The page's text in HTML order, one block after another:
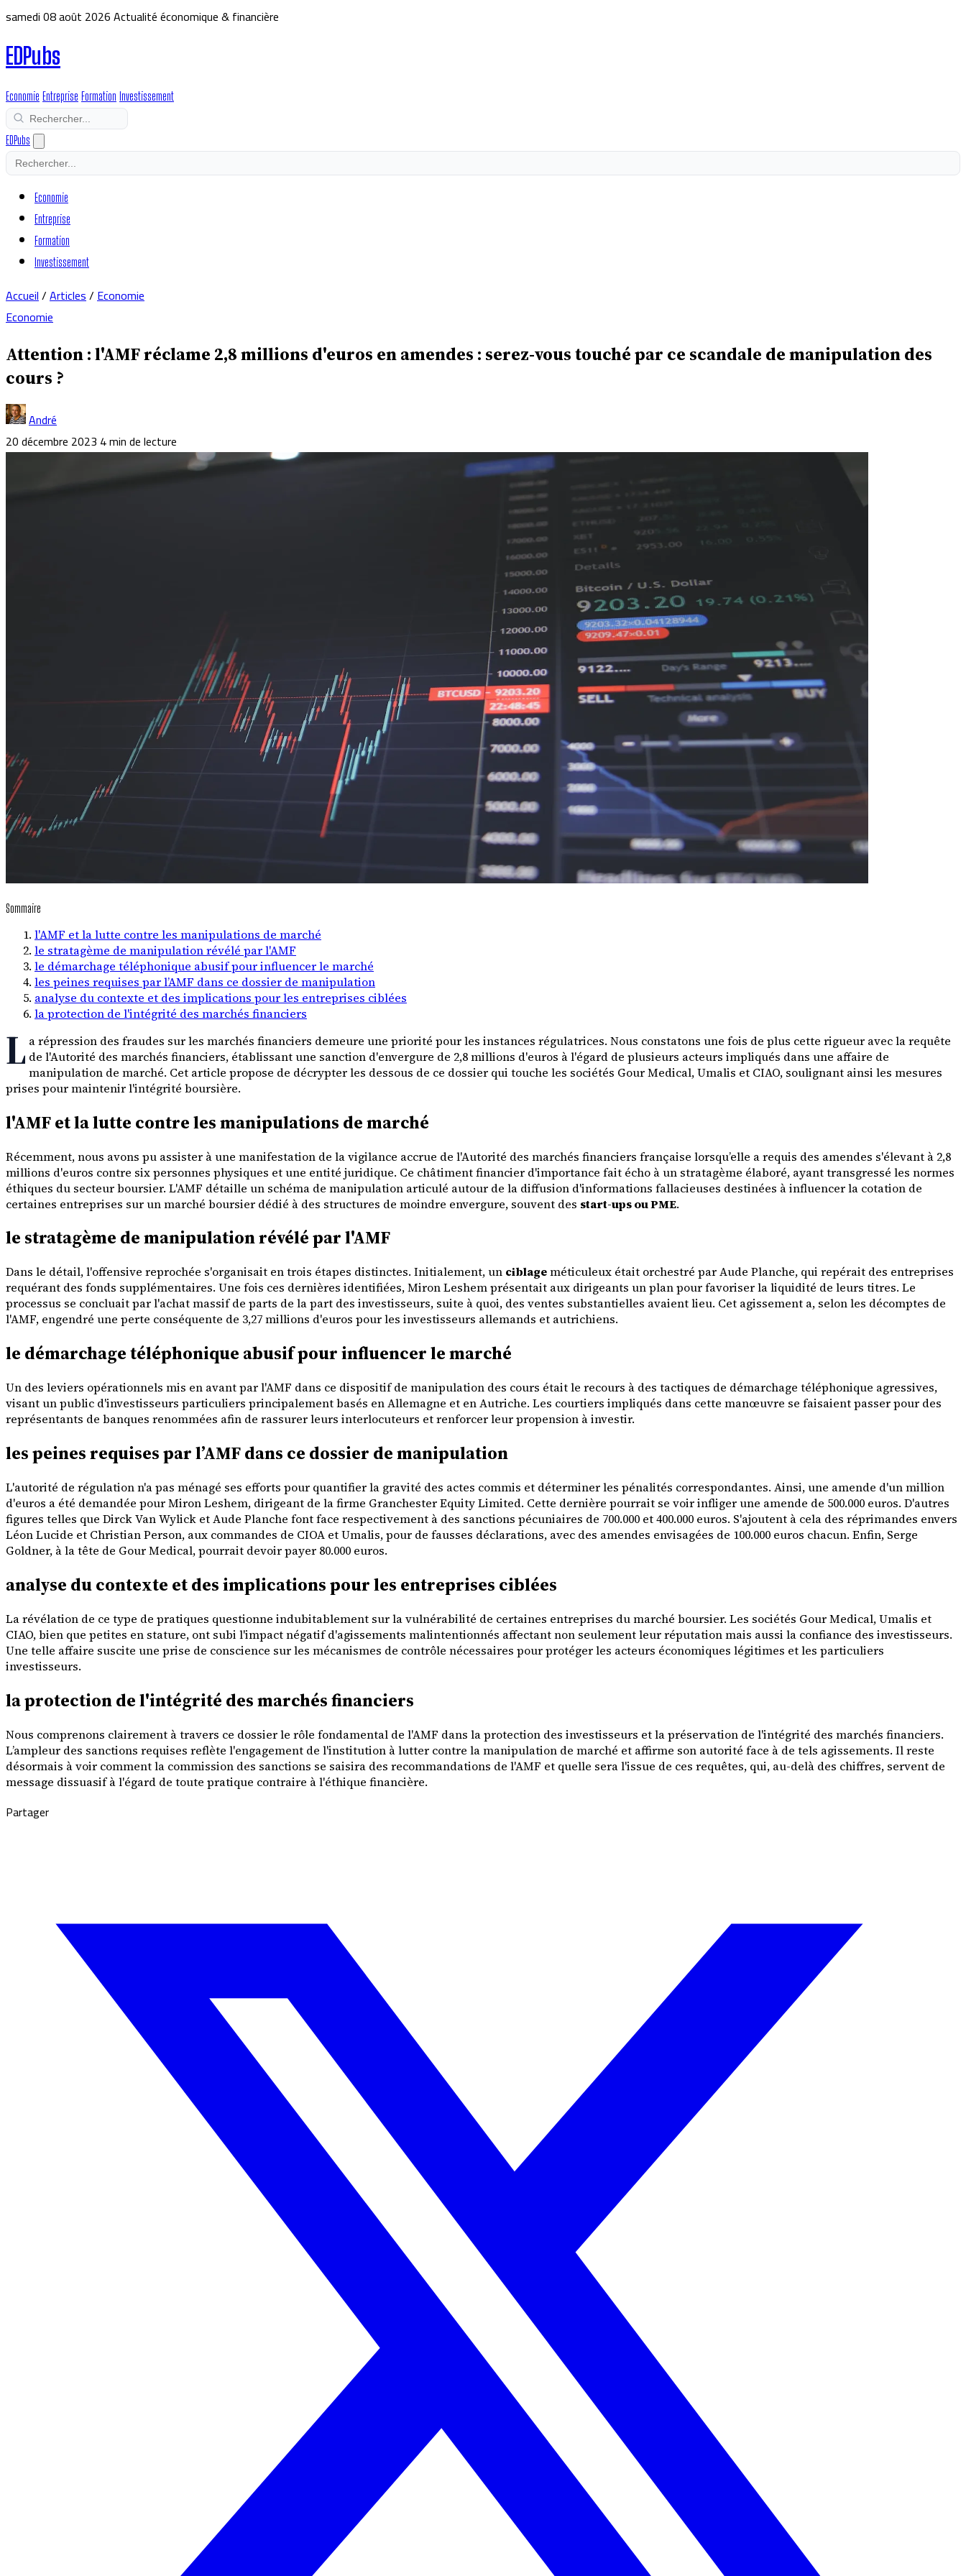
samedi 08 août 2026Actualité économique & financière
EDPubs
Economie Entreprise Formation Investissement
EDPubs
Economie
Entreprise
Formation
Investissement
Accueil/Articles/Economie
Economie
Attention : l'AMF réclame 2,8 millions d'euros en amendes : serez-vous touché par ce scandale de manipulation des
cours ?
André
20 décembre 2023 4 min de lecture
Sommaire
l'AMF et la lutte contre les manipulations de marché
le stratagème de manipulation révélé par l'AMF
le démarchage téléphonique abusif pour influencer le marché
les peines requises par l’AMF dans ce dossier de manipulation
analyse du contexte et des implications pour les entreprises ciblées
la protection de l'intégrité des marchés financiers
L a répression des fraudes sur les marchés financiers demeure une priorité pour les instances régulatrices. Nous constatons une fois de plus cette rigueur avec la requête
de l'Autorité des marchés financiers, établissant une sanction d'envergure de 2,8 millions d'euros à l'égard de plusieurs acteurs impliqués dans une affaire de
manipulation de marché. Cet article propose de décrypter les dessous de ce dossier qui touche les sociétés Gour Medical, Umalis et CIAO, soulignant ainsi les mesures
prises pour maintenir l'intégrité boursière.
l'AMF et la lutte contre les manipulations de marché
Récemment, nous avons pu assister à une manifestation de la vigilance accrue de l'Autorité des marchés financiers française lorsqu’elle a requis des amendes s'élevant à 2,8
millions d'euros contre six personnes physiques et une entité juridique. Ce châtiment financier d'importance fait écho à un stratagème élaboré, ayant transgressé les normes
éthiques du secteur boursier. L'AMF détaille un schéma de manipulation articulé autour de la diffusion d'informations fallacieuses destinées à influencer la cotation de
certaines entreprises sur un marché boursier dédié à des structures de moindre envergure, souvent des start-ups ou PME.
le stratagème de manipulation révélé par l'AMF
Dans le détail, l'offensive reprochée s'organisait en trois étapes distinctes. Initialement, un ciblageméticuleux était orchestré par Aude Planche, qui repérait des entreprises
requérant des fonds supplémentaires. Une fois ces dernières identifiées, Miron Leshem présentait aux dirigeants un plan pour favoriser la liquidité de leurs titres. Le
processus se concluait par l'achat massif de parts de la part des investisseurs, suite à quoi, des ventes substantielles avaient lieu. Cet agissement a, selon les décomptes de
l'AMF, engendré une perte conséquente de 3,27 millions d'euros pour les investisseurs allemands et autrichiens.
le démarchage téléphonique abusif pour influencer le marché
Un des leviers opérationnels mis en avant par l'AMF dans ce dispositif de manipulation des cours était le recours à des tactiques de démarchage téléphonique agressives,
visant un public d'investisseurs particuliers principalement basés en Allemagne et en Autriche. Les courtiers impliqués dans cette manœuvre se faisaient passer pour des
représentants de banques renommées afin de rassurer leurs interlocuteurs et renforcer leur propension à investir.
les peines requises par l’AMF dans ce dossier de manipulation
L'autorité de régulation n'a pas ménagé ses efforts pour quantifier la gravité des actes commis et déterminer les pénalités correspondantes. Ainsi, une amende d'un million
d'euros a été demandée pour Miron Leshem, dirigeant de la firme Granchester Equity Limited. Cette dernière pourrait se voir infliger une amende de 500.000 euros. D'autres
figures telles que Dirck Van Wylick et Aude Planche font face respectivement à des sanctions pécuniaires de 700.000 et 400.000 euros. S'ajoutent à cela des réprimandes envers
Léon Lucide et Christian Person, aux commandes de CIOA et Umalis, pour de fausses déclarations, avec des amendes envisagées de 100.000 euros chacun. Enfin, Serge
Goldner, à la tête de Gour Medical, pourrait devoir payer 80.000 euros.
analyse du contexte et des implications pour les entreprises ciblées
La révélation de ce type de pratiques questionne indubitablement sur la vulnérabilité de certaines entreprises du marché boursier. Les sociétés Gour Medical, Umalis et
CIAO, bien que petites en stature, ont subi l'impact négatif d'agissements malintentionnés affectant non seulement leur réputation mais aussi la confiance des investisseurs.
Une telle affaire suscite une prise de conscience sur les mécanismes de contrôle nécessaires pour protéger les acteurs économiques légitimes et les particuliers
investisseurs.
la protection de l'intégrité des marchés financiers
Nous comprenons clairement à travers ce dossier le rôle fondamental de l'AMF dans la protection des investisseurs et la préservation de l'intégrité des marchés financiers.
L’ampleur des sanctions requises reflète l'engagement de l'institution à lutter contre la manipulation de marché et affirme son autorité face à de tels agissements. Il reste
désormais à voir comment la commission des sanctions se saisira des recommandations de l'AMF et quelle sera l'issue de ces requêtes, qui, au-delà des chiffres, servent de
message dissuasif à l'égard de toute pratique contraire à l'éthique financière.
Partager